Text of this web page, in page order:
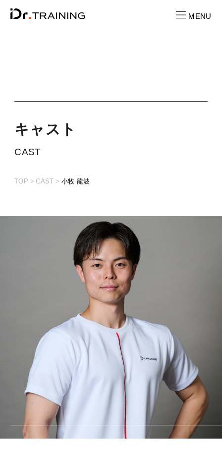
キ ャ ス ト
CAST
TOP CAST 小牧 龍波
PRICE
TRAINING
トレーニング
REVIEW
お客様の声
MEDIA
FAQ
MENU